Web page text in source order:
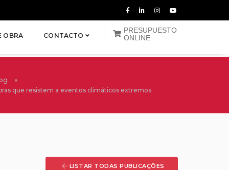
OBRA CONTACTO
PRESUPUESTO
ONLINE
que resistem a eventos climáticos extremos
LISTAR TODAS PUBLICAÇÕES